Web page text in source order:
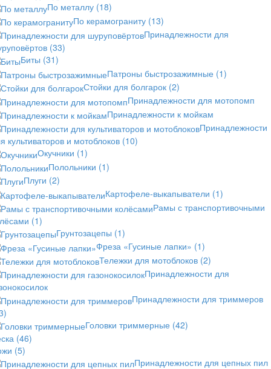
По металлу (18)
По керамограниту (13)
Принадлежности для
(33)
Биты (31)
Патроны быстрозажимные (1)
Стойки для болгарок (2)
Принадлежности для мотопомп
Принадлежности к мойкам
Принадлежности
культиваторов и мотоблоков (10)
Окучники (1)
Полольники (1)
Плуги (2)
Картофеле-выкапыватели (1)
Рамы с транспортивочными
(1)
Грунтозацепы (1)
Фреза «Гусиные лапки» (1)
Тележки для мотоблоков (2)
Принадлежности для
Принадлежности для триммеров
Головки триммерные (42)
(46)
(5)
Принадлежности для цепных пил